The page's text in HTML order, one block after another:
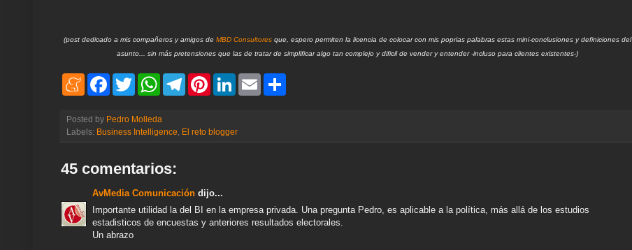
(post dedicado a mis compañeros y amigos de MBD Consultores que, espero permiten la licencia de colocar con mis poprias palabras estas mini-conclusiones y definiciones del
asunto... sin más pretensiones que las de tratar de simplificar algo tan complejo y dificil de vender y entender -incluso para clientes existentes-)
M
a
m
e
F
b
o
o
T
w
t
e
r
W
s
A
p
T
r
a
P
r
e
L
d
I
E
Posted by Pedro Molleda
Labels: Business Intelligence El reto blogger
45 comentarios:
AvMedia Comunicación dijo...
Importante utilidad la del BI en la empresa privada. Una pregunta Pedro, es aplicable a la política, más allá de los estudios
estadisticos de encuestas y anteriores resultados electorales.
Un abrazo